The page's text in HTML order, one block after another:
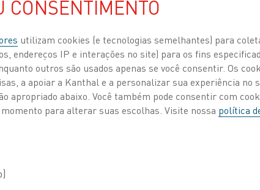
CONSENTIMENTO
utilizam cookies (e tecnologias semelhantes) para
endereços IP e interações no site) para os fins
outros são usados apenas se você consentir. Os
a apoiar a Kanthal e a personalizar sua experiência no
apropriado abaixo. Você também pode consentir com
para alterar suas escolhas. Visite nossa política